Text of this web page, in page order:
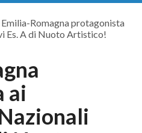
Emilia-Romagna protagonista
Es. A di Nuoto Artistico!
ai